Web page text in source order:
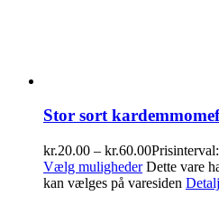
Stor sort
kr.20.00 – kr.60.00
Vælg muligheder Dette vare
kan vælges på varesiden